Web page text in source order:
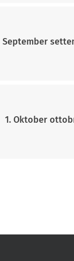
September
1. Oktober